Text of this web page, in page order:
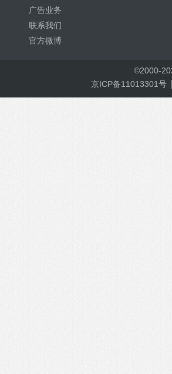
广告业务
联系我们
官方微博
©2000-
京ICP备11013301号